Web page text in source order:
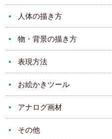
人体の描き方
物・背景の描き方
表現方法
お絵かきツール
アナログ画材
その他